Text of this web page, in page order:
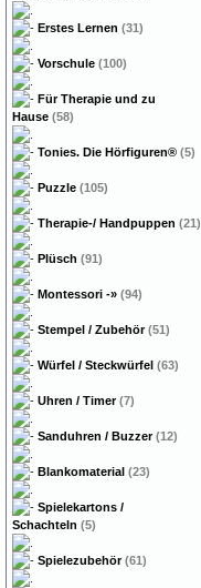
Erstes Lernen (31)
Vorschule (100)
Für Therapie und zu
Hause (58)
Tonies. Die Hörfiguren® (5)
Puzzle (105)
Therapie-/ Handpuppen (21)
Plüsch (91)
Montessori -» (94)
Stempel / Zubehör(51)
Würfel / Steckwürfel (63)
Uhren / Timer(7)
Sanduhren / Buzzer(12)
Blankomaterial (23)
Spielekartons /
Schachteln (5)
Spielezubehör(61)